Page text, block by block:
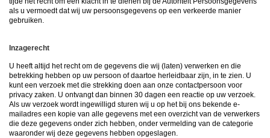
als u vermoedt dat wij uw persoonsgegevens op een verkeerde manier
gebruiken.
Inzagerecht
U heeft altijd het recht om de gegevens die wij (laten) verwerken en die
betrekking hebben op uw persoon of daartoe herleidbaar zijn, in te zien. U
kunt een verzoek met die strekking doen aan onze contactpersoon voor
privacy zaken. U ontvangt dan binnen 30 dagen een reactie op uw verzoek.
Als uw verzoek wordt ingewilligd sturen wij u op het bij ons bekende e-
mailadres een kopie van alle gegevens met een overzicht van de verwerkers
die deze gegevens onder zich hebben, onder vermelding van de categorie
waaronder wij deze gegevens hebben opgeslagen.